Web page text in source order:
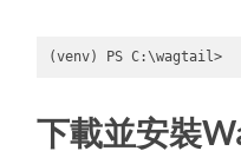
(venv) PS C:\wagtail>
PowerShell
( powershell)
下載並安裝